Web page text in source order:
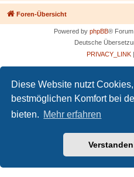
Diese Website nutzt
bestmöglichen Komfort bei
bieten. Mehr erfahren
Foren-Übersicht
Powered by phpBB® Forum
Deutsche
PRIVACY_LINK|